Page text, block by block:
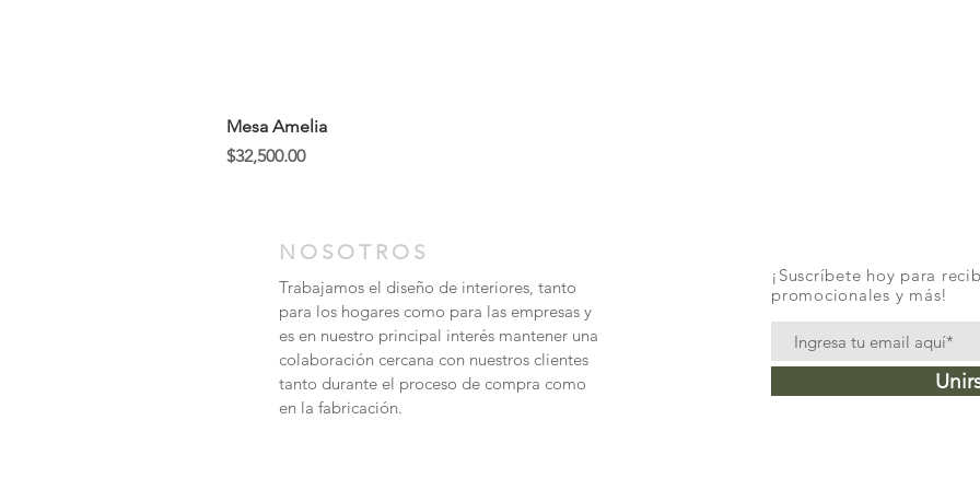
Mesa Amelia
Precio
$32,500.00
NOSOTROS
Trabajamos el diseño de interiores, tanto
para los hogares como para las empresas y
es en nuestro principal interés mantener una
colaboración cercana con nuestros clientes
tanto durante el proceso de compra como
en la fabricación.
¡Suscríbete hoy para
promocionales y más!